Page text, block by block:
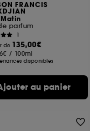
FRANCIS
parfum
1
de 135,00€
/ 100ml
disponibles
au panier